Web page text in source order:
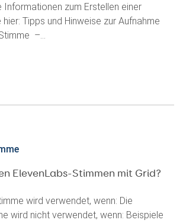
Informationen zum Erstellen einer
Tipps und Hinweise zur Aufnahme
–...
ElevenLabs-Stimmen mit Grid?
wird verwendet, wenn: Die
wird nicht verwendet, wenn: Beispiele